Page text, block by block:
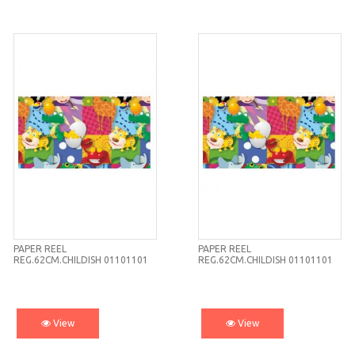
PAPER REEL
REG.62CM.CHILDISH 01101101
View
PAPER REEL
REG.62CM.CHILDISH 01101101
View